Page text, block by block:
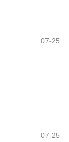
07-25
07-25